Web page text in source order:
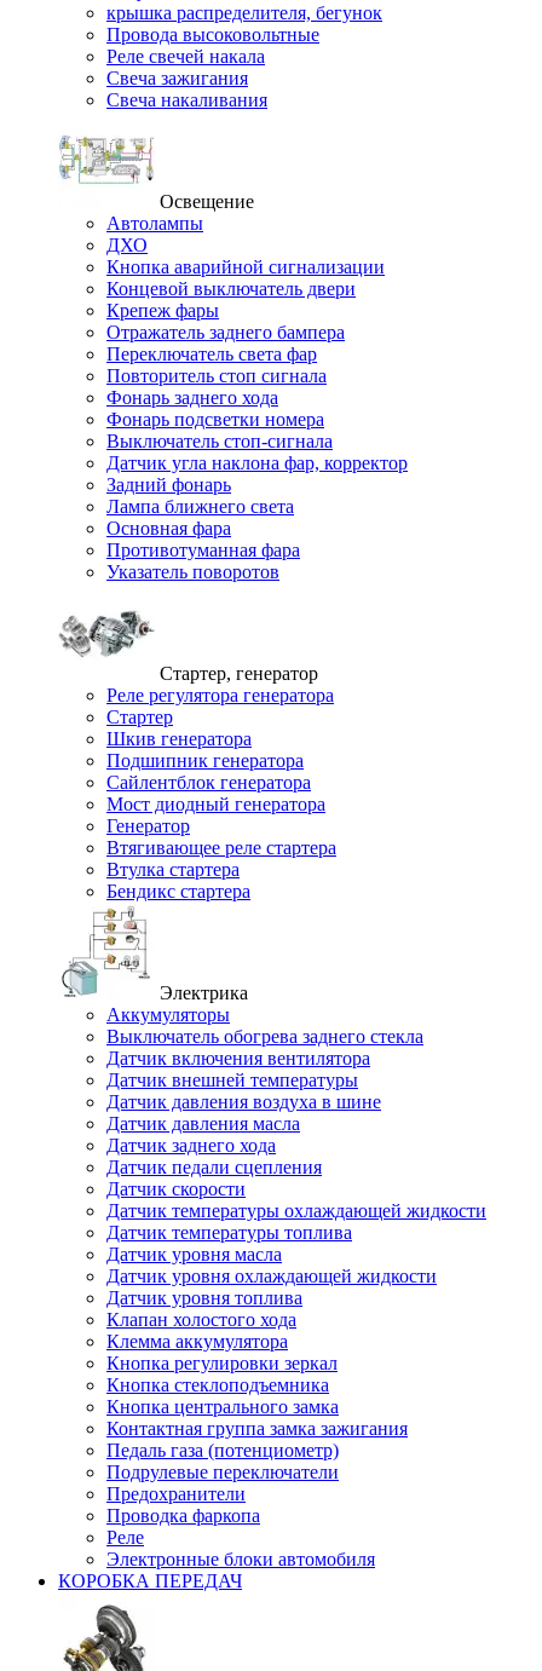
крышка распределителя, бегунок
Провода высоковольтные
Реле свечей накала
Свеча зажигания
Свеча накаливания
Освещение
Автолампы
ДХО
Кнопка аварийной сигнализации
Концевой выключатель двери
Крепеж фары
Отражатель заднего бампера
Переключатель света фар
Повторитель стоп сигнала
Фонарь заднего хода
Фонарь подсветки номера
Выключатель стоп-сигнала
Датчик угла наклона фар, корректор
Задний фонарь
Лампа ближнего света
Основная фара
Противотуманная фара
Указатель поворотов
Стартер, генератор
Реле регулятора генератора
Стартер
Шкив генератора
Подшипник генератора
Сайлентблок генератора
Мост диодный генератора
Генератор
Втягивающее реле стартера
Втулка стартера
Бендикс стартера
Электрика
Аккумуляторы
Выключатель обогрева заднего стекла
Датчик включения вентилятора
Датчик внешней температуры
Датчик давления воздуха в шине
Датчик давления масла
Датчик заднего хода
Датчик педали сцепления
Датчик скорости
Датчик температуры охлаждающей жидкости
Датчик температуры топлива
Датчик уровня масла
Датчик уровня охлаждающей жидкости
Датчик уровня топлива
Клапан холостого хода
Клемма аккумулятора
Кнопка регулировки зеркал
Кнопка стеклоподъемника
Кнопка центрального замка
Контактная группа замка зажигания
Педаль газа (потенциометр)
Подрулевые переключатели
Предохранители
Проводка фаркопа
Реле
Электронные блоки автомобиля
КОРОБКА ПЕРЕДАЧ